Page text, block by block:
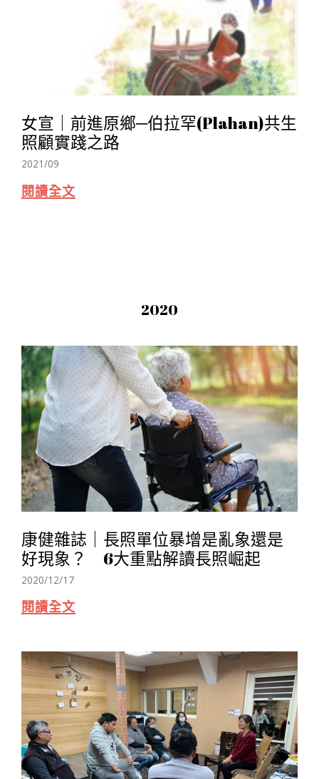
女宣｜前進原鄉─伯拉罕(Plahan)共生
照顧實踐之路
2021/09
閱讀全文
2020
康健雜誌｜長照單位暴增是亂象還是
好現象？ 6大重點解讀長照崛起
2020/12/17
閱讀全文